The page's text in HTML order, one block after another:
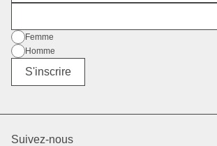
SexeFemme
Homme
Divers
S'inscrire
Suivez-nous